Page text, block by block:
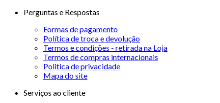
Perguntas e Respostas
Formas de pagamento
Política de troca e devolução
Termos e condições - retirada na Loja
Termos de compras internacionais
Politica de privacidade
Mapa do site
Serviços ao cliente